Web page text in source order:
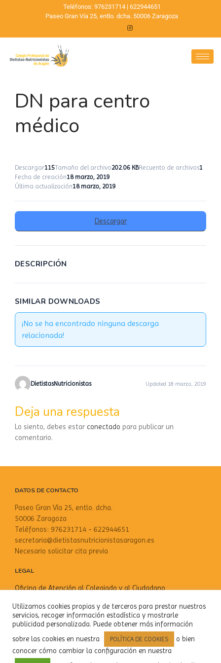
Teléfonos: 976231714 | 622944651
Paseo Gran Vía 25, entlo. dcha. 50006 Zaragoza
DN para centro
médico
Descargar115Tamaño del archivo202.06 KBRecuento de archivos1
Fecha de creación18 marzo, 2019
Última actualización18 marzo, 2019
Descargar
DESCRIPCIÓN
SIMILAR DOWNLOADS
¡No se ha encontrado ninguna descarga
relacionada!
DietistasNutricionistas Updated 18 marzo, 2019
Deja una respuesta
Lo siento, debes estar conectado para publicar un
comentario.
DATOS DE CONTACTO
Paseo Gran Vía 25, entlo. dcha.
50006 Zaragoza
Teléfonos: 976231714 - 622944651
secretaria@dietistasnutricionistasaragon.es
Necesario solicitar cita previa
LEGAL
Oficina de Atención al Colegiado y al Ciudadano
Política de privacidad
Política de cookies
SOCIAL
Utilizamos cookies propias y de terceros para prestar nuestros
servicios, recoger información estadística y mostrarle
publicidad personalizada. Puede obtener más información
sobre las cookies en nuestra
POLÍTICA DE COOKIES
o bien
conocer cómo cambiar la configuración en nuestra